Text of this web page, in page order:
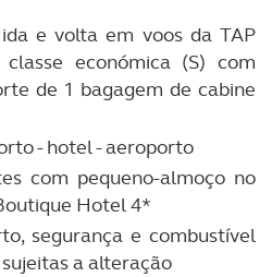
e volta em voos da TAP
económica (S) com
de 1 bagagem de cabine
- hotel - aeroporto
com pequeno-almoço no
Hotel 4*
segurança e combustível
a alteração